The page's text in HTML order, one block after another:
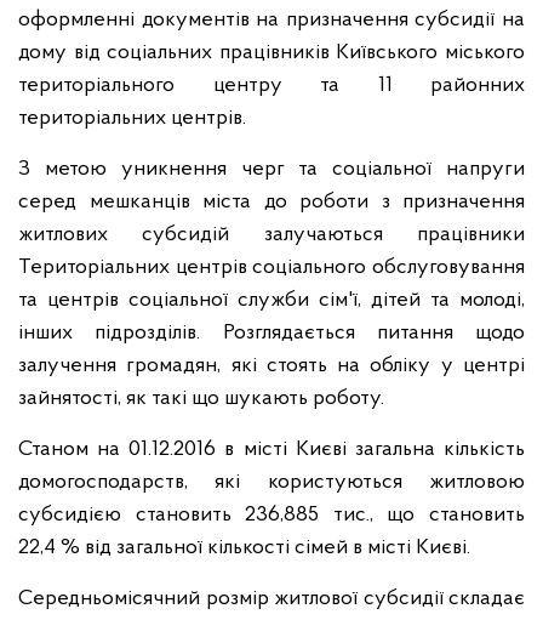
оформленні документів на призначення субсидії на
дому від соціальних працівників Київського міського
територіального центру та 11 районних
територіальних центрів.
З метою уникнення черг та соціальної напруги
серед мешканців міста до роботи з призначення
житлових субсидій залучаються працівники
Територіальних центрів соціального обслуговування
та центрів соціальної служби сім'ї, дітей та молоді,
інших підрозділів. Розглядається питання щодо
залучення громадян, які стоять на обліку у центрі
зайнятості, як такі що шукають роботу.
Станом на 01.12.2016 в місті Києві загальна кількість
домогосподарств, які користуються житловою
субсидією становить 236,885 тис., що становить
22,4 % від загальної кількості сімей в місті Києві.
Середньомісячний розмір житлової субсидії складає